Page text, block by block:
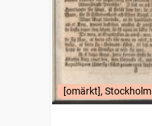
[omärkt], Stockholm